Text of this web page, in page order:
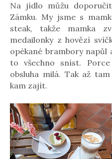
Na jídlo můžu
Zámku. My jsme s
steak, takže mamka
medailonky z hovězí
opékané brambory napůl
to všechno sníst.
obsluha milá. Tak až
kam zajít.